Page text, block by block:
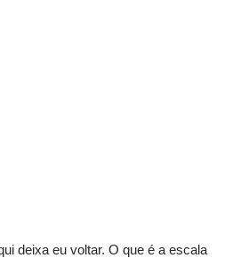
deixa eu voltar. O que é a escala